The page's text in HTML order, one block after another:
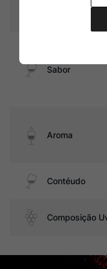
Sabor
Aroma
Contéudo
Composição